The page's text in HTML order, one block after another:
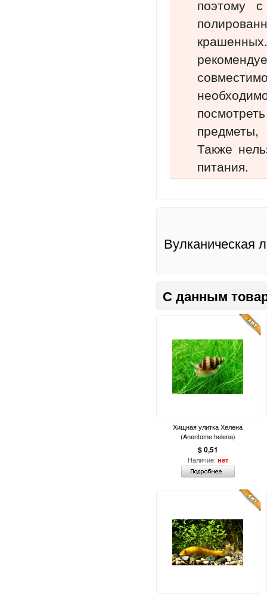
поэтому
Также
питания.
Вулканическая
С данным
Хищная улитка Хелена
(Anentome helena)
$ 0,51
Наличие: нет